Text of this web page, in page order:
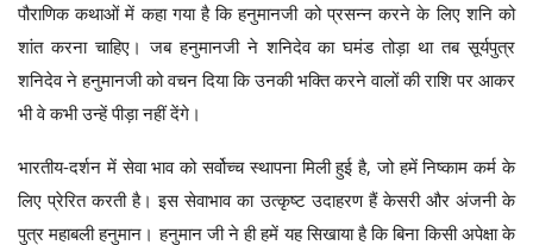
पौराणिक कथाओं में कहा गया है कि हनुमानजी को प्रसन्न करने के लिए शनि को
शांत करना चाहिए। जब हनुमानजी ने शनिदेव का घमंड तोड़ा था तब सूर्यपुत्र
शनिदेव ने हनुमानजी को वचन दिया कि उनकी भक्ति करने वालों की राशि पर आकर
भी वे कभी उन्हें पीड़ा नहीं देंगे।
भारतीय-दर्शन में सेवा भाव को सर्वोच्च स्थापना मिली हुई है, जो हमें निष्काम कर्म के
लिए प्रेरित करती है। इस सेवाभाव का उत्कृष्ट उदाहरण हैं केसरी और अंजनी के
पुत्र महाबली हनुमान। हनुमान जी ने ही हमें यह सिखाया है कि बिना किसी अपेक्षा के